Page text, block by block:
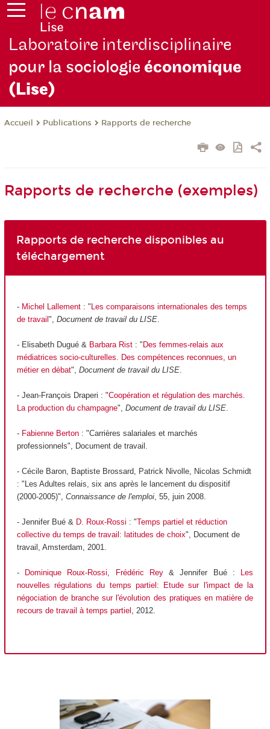
Laboratoire interdisciplinaire
pour la sociologieéconomique
(Lise)
Accueil Publications Rapports de recherche
Rapports de recherche (exemples)
Rapports de recherche disponibles au
téléchargement
- Michel Lallement : " Les comparaisons internationales des temps
de travail ", Document de travail du LISE
- Elisabeth Dugué & Barbara Rist : " Des femmes-relais aux
médiatrices socio-culturelles. Des compétences reconnues, un
métier en débat", Document de travail du LISE
- Jean-François Draperi : "Coopération et régulation des marchés.
La production du champagne", Document de travail du LISE
- Fabienne Berton : "Carrières salariales et marchés
professionnels", Document de travail.
- Cécile Baron, Baptiste Brossard, Patrick Nivolle, Nicolas Schmidt
: "Les Adultes relais, six ans après le lancement du dispositif
(2000-2005)", Connaissance de l'emploi , 55, juin 2008.
- Jennifer Bué & D. Roux-Rossi : "Temps partiel et réduction
collective du temps de travail: latitudes de choix", Document de
travail, Amsterdam, 2001.
- Dominique Roux-Rossi Frédéric Rey& Jennifer Bué :
Les
nouvelles régulations du temps partiel: Etude sur l'impact de la
négociation de branche sur l'évolution des pratiques en matière de
recours de travail à temps partiel
, 2012.